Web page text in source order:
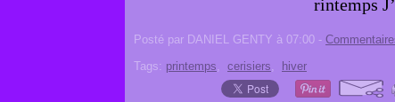
rintemps
Posté par DANIEL GENTY à 07:00 -
Tags: printemps, cerisiers, hiver